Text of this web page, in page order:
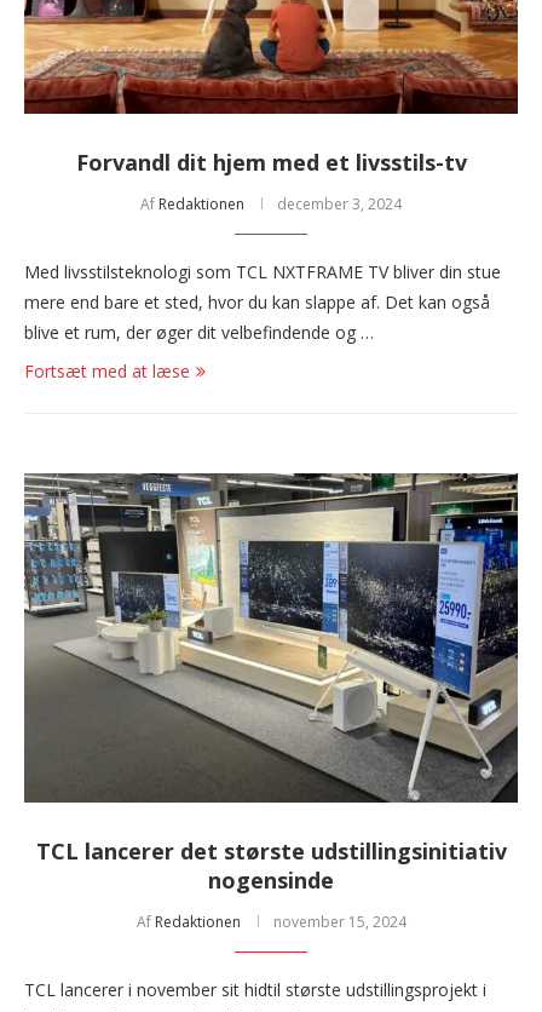
Forvandl dit hjem med et livsstils-tv
Af Redaktionen december 3, 2024
Med livsstilsteknologi som TCL NXTFRAME TV bliver din stue
mere end bare et sted, hvor du kan slappe af. Det kan også
blive et rum, der øger dit velbefindende og …
Fortsæt med at læse
TCL lancerer det største udstillingsinitiativ
nogensinde
Af Redaktionen november 15, 2024
TCL lancerer i november sit hidtil største udstillingsprojekt i